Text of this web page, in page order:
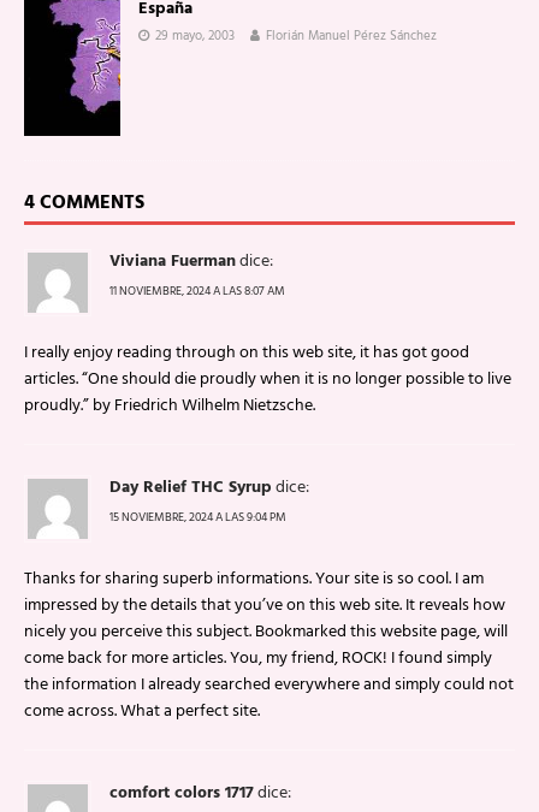
España
29 mayo, 2003 Florián Manuel Pérez Sánchez
4 COMMENTS
Viviana Fuermandice:
11 NOVIEMBRE, 2024 A LAS 8:07 AM
I really enjoy reading through on this web site, it has got good
articles. “One should die proudly when it is no longer possible to live
proudly.” by Friedrich Wilhelm Nietzsche.
Day Relief THC Syrupdice:
15 NOVIEMBRE, 2024 A LAS 9:04 PM
Thanks for sharing superb informations. Your site is so cool. I am
impressed by the details that you’ve on this web site. It reveals how
nicely you perceive this subject. Bookmarked this website page, will
come back for more articles. You, my friend, ROCK! I found simply
the information I already searched everywhere and simply could not
come across. What a perfect site.
comfort colors 1717dice: